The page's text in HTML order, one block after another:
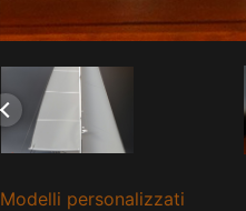
Modelli personalizzati